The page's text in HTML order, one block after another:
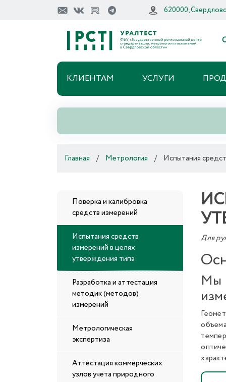
620000,
КЛИЕНТАМ УСЛУГИ
Главная / Метрология / Испытания
Поверка и калибровка
средств измерений
Испытания средств
измерений в целях
утверждения типа
Разработка и аттестация
методик (методов)
измерений
Метрологическая
экспертиза
Аттестация коммерческих
узлов учета природного
Для
Мы